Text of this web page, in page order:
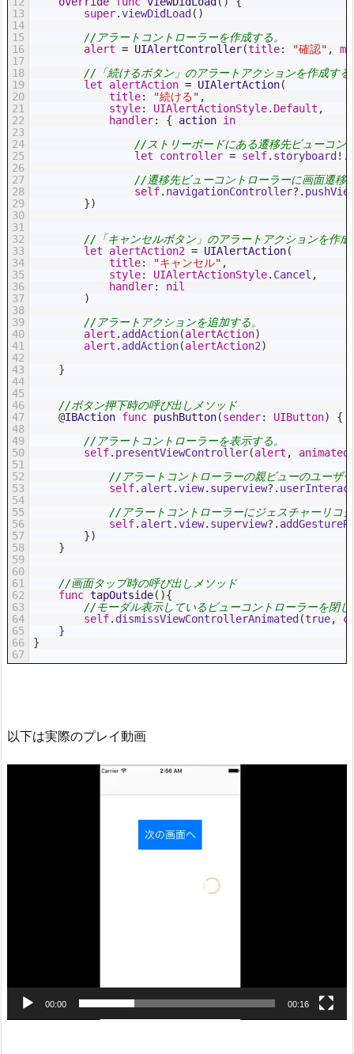
13
14
15
16
17
18
19
20
21
22
23
24
25
26
27
28
29
30
31
32
33
34
35
36
37
38
39
40
41
42
43
44
45
46
47
48
49
50
51
52
53
54
55
56
57
58
59
60
61
62
63
64
65
66
67
super.viewDidLoad ( )
//アラートコントローラーを作成する。
alert = UIAlertController(title: "確認" ,
//「続けるボタン」のアラートアクションを作成する
let
alertAction = UIAlertAction(
title: "続ける" ,
style: UIAlertActionStyle. Default ,
handler: { action in
//ストリーボードにある遷移先ビューコン
let
controller = self. storyboard ! .
//遷移先ビューコントローラーに画面遷移
self. navigationController? .
})
//「キャンセルボタン」のアラートアクションを作成
let
alertAction2 = UIAlertAction(
title: "キャンセル" ,
style: UIAlertActionStyle. Cancel ,
handler:
nil
)
//アラートアクションを追加する。
alert . addAction(alertAction)
alert . addAction(alertAction2)
}
//ボタン押下時の呼び出しメソッド
@IBAction func pushButton(sender: UIButton)
{
//アラートコントローラーを表示する。
self. presentViewController(alert , animated
//アラートコントローラーの親ビューのユーザ
self. alert .view. superview? .
//アラートコントローラーにジェスチャーリコ
self. alert .view. superview? .
})
}
//画面タップ時の呼び出しメソッド
func tapOutside( ){
//モーダル表示しているビューコントローラーを閉じ
self. dismissViewControllerAnimated (true,
}
}
以下は実際のプレイ動画
00:00 00:16